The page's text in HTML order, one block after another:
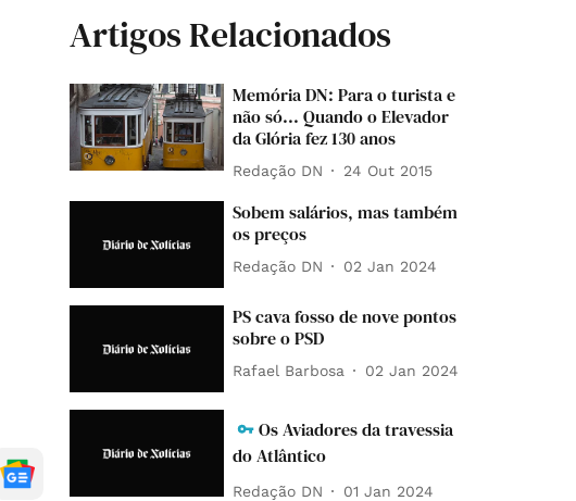
Artigos Relacionados
Memória DN: Para o turista e
não só... Quando o Elevador
da Glória fez 130 anos
Redação DN 24 Out 2015
Sobem salários, mas também
os preços
Redação DN 02 Jan 2024
PS cava fosso de nove pontos
sobre o PSD
Rafael Barbosa 02 Jan 2024
Os Aviadores da travessia
do Atlântico
Redação DN 01 Jan 2024